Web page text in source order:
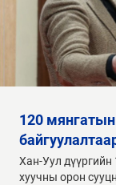
120 мянгатын 22 барилгыг хотхоны зохион
Хан-Уул
хуучны орон